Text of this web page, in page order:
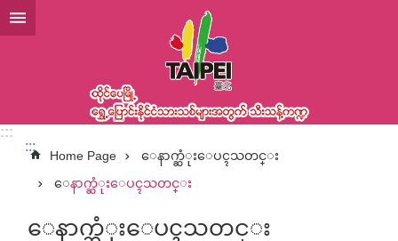
အဓိကအကြောင်းအရာပိတ်ပင်မှုကိုကျော်လိုက်ပါ
:::
:::
Home Page
ေနာက္ဆံုးေပၚသတင္း
ေနာက္ဆံုးေပၚသတင္း
ေနာက္ဆံုးေပၚသတင္း